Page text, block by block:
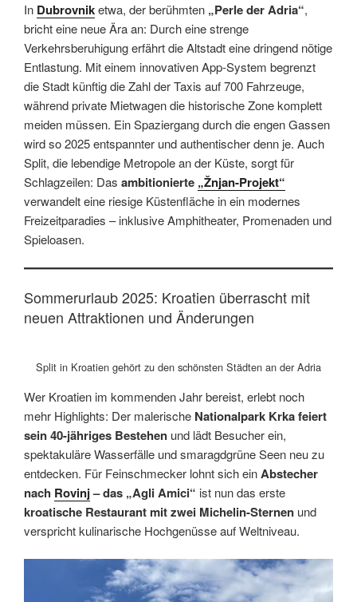
In Dubrovniketwa, der berühmten „Perle der Adria“,
bricht eine neue Ära an: Durch eine strenge
Verkehrsberuhigung erfährt die Altstadt eine dringend nötige
Entlastung. Mit einem innovativen App-System begrenzt
die Stadt künftig die Zahl der Taxis auf 700 Fahrzeuge,
während private Mietwagen die historische Zone komplett
meiden müssen. Ein Spaziergang durch die engen Gassen
wird so 2025 entspannter und authentischer denn je. Auch
Split, die lebendige Metropole an der Küste, sorgt für
Schlagzeilen: Das ambitionierte „Žnjan-Projekt“
verwandelt eine riesige Küstenfläche in ein modernes
Freizeitparadies – inklusive Amphitheater, Promenaden und
Spieloasen.
Sommerurlaub 2025: Kroatien überrascht mit
neuen Attraktionen und Änderungen
Split in Kroatien gehört zu den schönsten Städten an der Adria
Wer Kroatien im kommenden Jahr bereist, erlebt noch
mehr Highlights: Der malerische Nationalpark Krka feiert
sein 40-jähriges Bestehen und lädt Besucher ein,
spektakuläre Wasserfälle und smaragdgrüne Seen neu zu
entdecken. Für Feinschmecker lohnt sich einAbstecher
nach Rovinj– das „Agli Amici“ ist nun das erste
kroatische Restaurant mit zwei Michelin-Sternen und
verspricht kulinarische Hochgenüsse auf Weltniveau.